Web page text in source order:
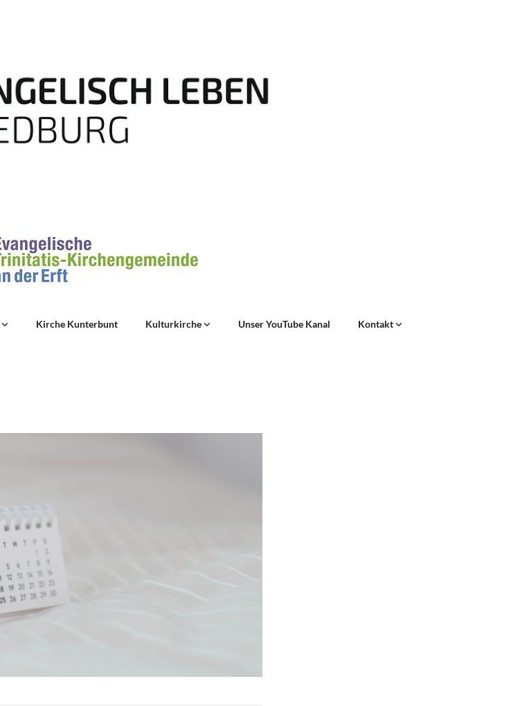
Kirche Kunterbunt Kulturkirche Unser YouTube Kanal Kontakt